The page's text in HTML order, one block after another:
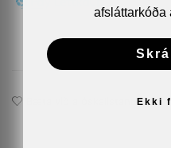
afsláttarkóða
Ekki